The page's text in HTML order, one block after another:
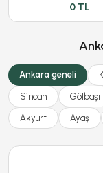
0 TL
Ankara geneli
Sincan Gölbaşı
Akyurt Ayaş